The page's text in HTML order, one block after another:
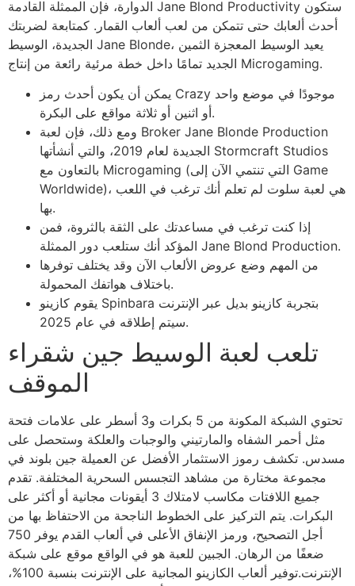
الدوارة، فإن الممثلة القادمة Jane Blond Productivity ستكون
أحدث ألعابك حتى تتمكن من لعب ألعاب القمار. كمتابعة لضربتك
الجديدة، الوسيط Jane Blonde، يعيد الوسيط المعجزة الثمين
الجديد تمامًا داخل خطة مرئية رائعة من إنتاج Microgaming.
يمكن أن يكون أحدث رمز Crazy موجودًا في موضع واحد
أو اثنين أو ثلاثة مواقع على البكرة.
ومع ذلك، فإن لعبة Broker Jane Blonde Production
الجديدة لعام 2019، والتي أنشأتها Stormcraft Studios
بالتعاون مع Microgaming (التي تنتمي الآن إلى Game
Worldwide)، هي لعبة سلوت لم تعلم أنك ترغب في اللعب
بها.
إذا كنت ترغب في مساعدتك على الثقة بالثروة، فمن
المؤكد أنك ستلعب دور الممثلة Jane Blond Production.
من المهم وضع عروض الألعاب الآن وقد يختلف توفرها
باختلاف هواتفك المحمولة.
يقوم كازينو Spinbara بتجربة كازينو بديل عبر الإنترنت
سيتم إطلاقه في عام 2025.
تلعب لعبة الوسيط جين شقراء
الموقف
تحتوي الشبكة المكونة من 5 بكرات و3 أسطر على علامات فتحة
مثل أحمر الشفاه والمارتيني والوجبات والعلكة وستحصل على
مسدس. تكشف رموز الاستثمار الأفضل عن العميلة جين بلوند في
مجموعة مختارة من مشاهد التجسس السحرية المختلفة. تقدم
جميع اللافتات مكاسب لامتلاك 3 أيقونات مجانية أو أكثر على
البكرات. يتم التركيز على الخطوط الناجحة من الاحتفاظ بها من
أجل التصحيح، ورمز الإنفاق الأعلى في ألعاب القدم يوفر 750
ضعفًا من الرهان. الجبين للعبة هو في الواقع موقع على شبكة
الإنترنت.توفير ألعاب الكازينو المجانية على الإنترنت بنسبة 100%،